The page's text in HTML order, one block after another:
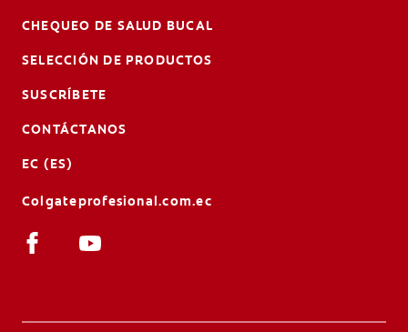
CHEQUEO DE SALUD BUCAL
SELECCIÓN DE PRODUCTOS
SUSCRÍBETE
CONTÁCTANOS
EC (ES)
Colgateprofesional.com.ec